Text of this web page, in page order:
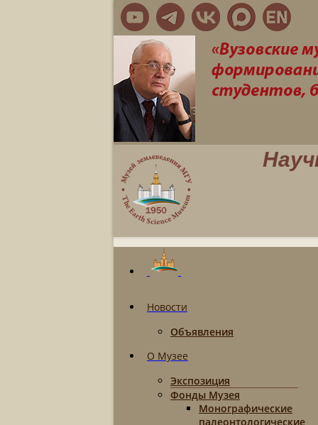
Новости
Объявления
О Музее
Экспозиция
Фонды Музея
Монографические
палеонтологические